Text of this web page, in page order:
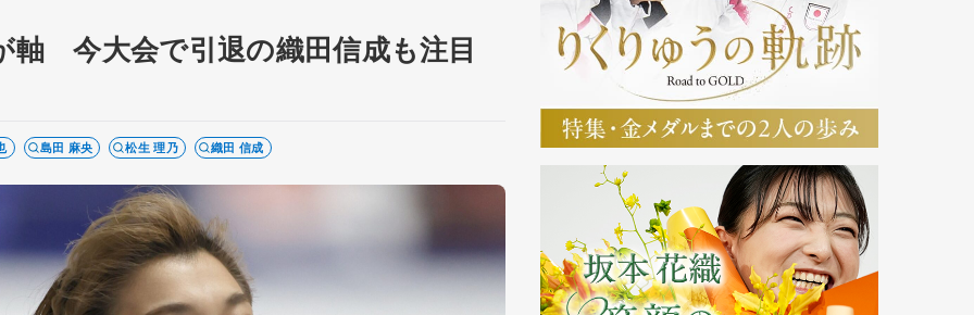
軸 今大会で引退の織田信成も注目
島田 麻央 松生 理乃 織田 信成